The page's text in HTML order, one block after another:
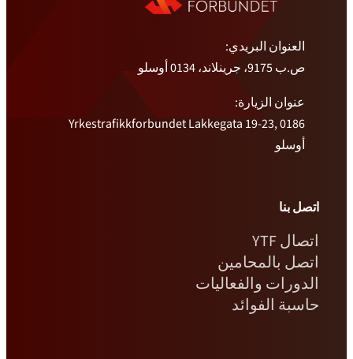
العنوان البريدي:
ص.ب 9175، جرينلاند، 0134 أوسلو
عنوان الزيارة:
Yrkestrafikkforbundet Lakkegata 19-23, 0186
أوسلو
اتصل بنا
اتصال YTF
اتصل بالمحامين
الدورات والفعاليات
حاسبة الفوائد